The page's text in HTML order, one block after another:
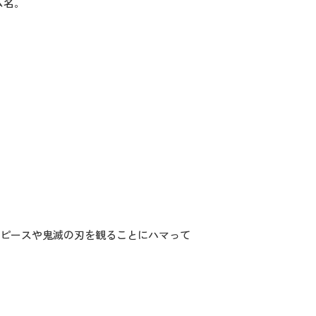
ースや鬼滅の刃を観ることにハマって